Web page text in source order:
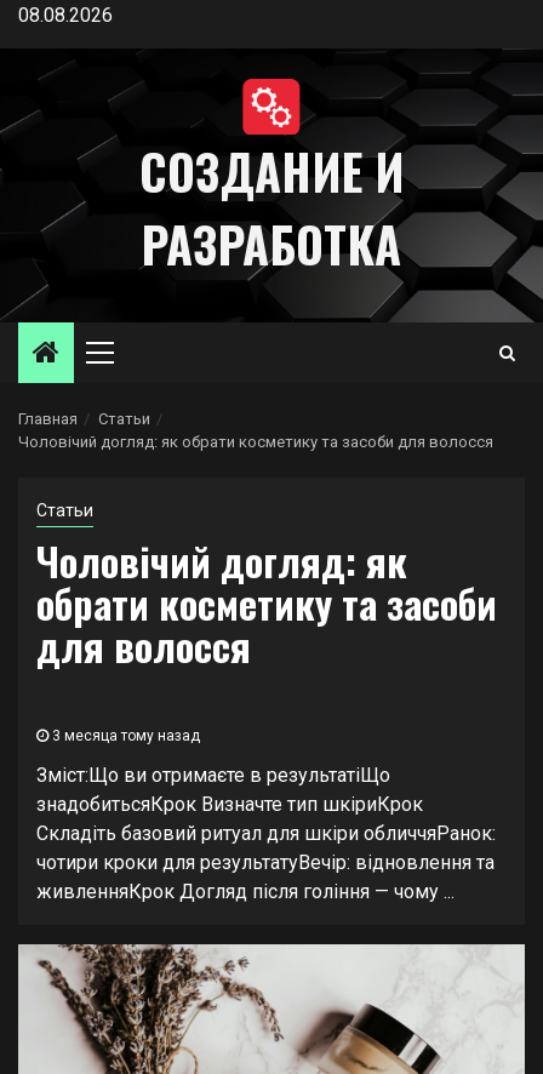
Перейти
содержимому
08.08.2026
СОЗДАНИЕ И
РАЗРАБОТКА
Основное
Главная
Статьи
Чоловічий догляд: як обрати косметику та засоби для волосся
Статьи
Чоловічий догляд: як
обрати косметику та засоби
для волосся
3 месяца тому назад
Зміст:Що ви отримаєте в результатіЩо
знадобитьсяКрок Визначте тип шкіриКрок
Складіть базовий ритуал для шкіри обличчяРанок:
чотири кроки для результатуВечір: відновлення та
живленняКрок Догляд після гоління — чому ...